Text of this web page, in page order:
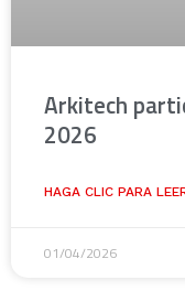
Arkitech
2026
HAGA CLIC PARA
01/04/2026